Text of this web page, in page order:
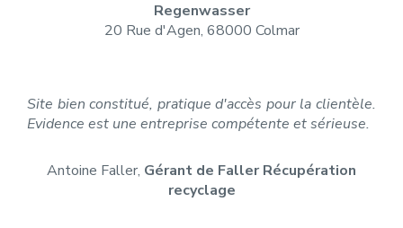
Regenwasser
20 Rue d'Agen, 68000 Colmar
Site bien constitué, pratique d'accès pour la clientèle.
Evidence est une entreprise compétente et sérieuse.
Antoine Faller, Gérant de Faller Récupération
recyclage